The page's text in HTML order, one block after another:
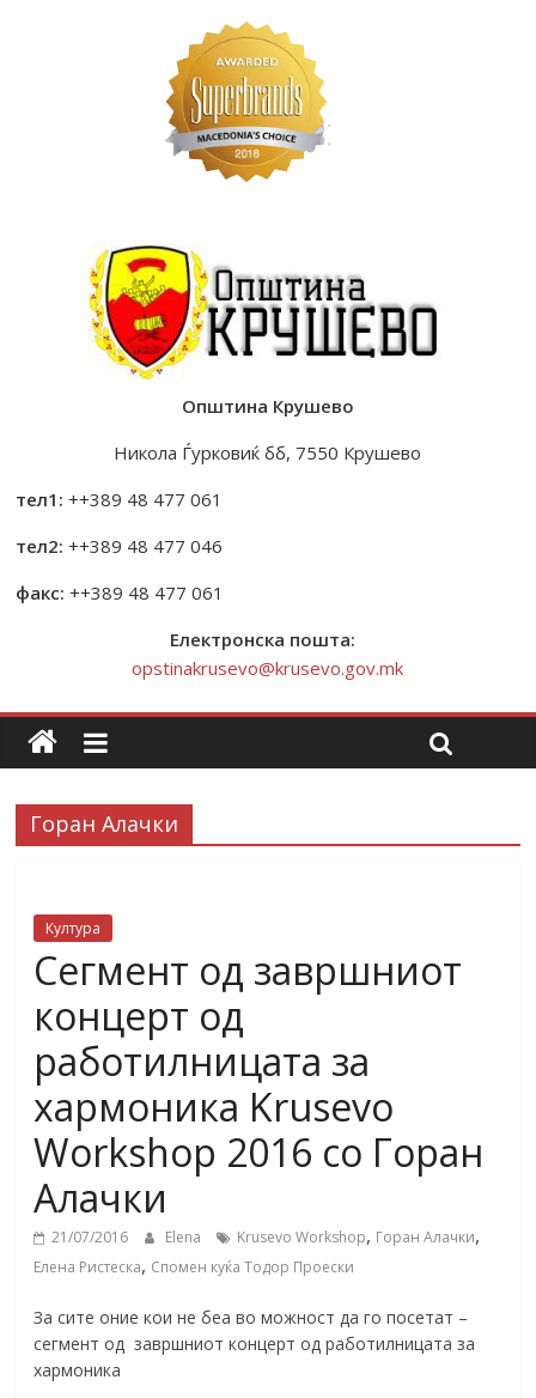
Општина Крушево
Никола Ѓурковиќ бб, 7550 Крушево
тел1: ++389 48 477 061
тел2: ++389 48 477 046
факс: ++389 48 477 061
Електронска пошта:
opstinakrusevo@krusevo.gov.mk
Горан Алачки
Култура
Сегмент од завршниот
концерт од
работилницата за
хармоника Krusevo
Workshop 2016 со Горан
Алачки
21/07/2016 Elena Krusevo Workshop, Горан Алачки,
Елена Ристеска, Спомен куќа Тодор Проески
За сите оние кои не беа во можност да го посетат –
сегмент од завршниот концерт од работилницата за
хармоника